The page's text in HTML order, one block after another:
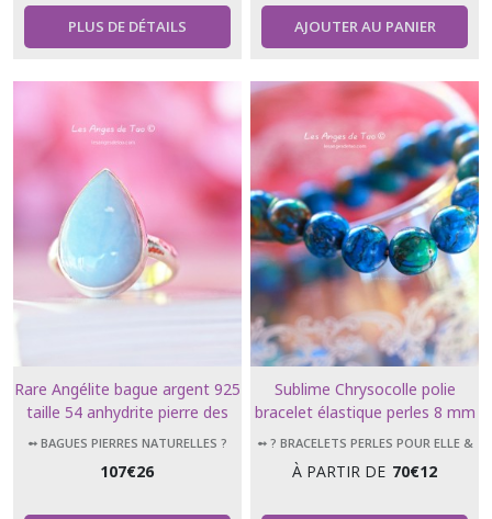
PLUS DE DÉTAILS AJOUTER AU PANIER
Rare Angélite bague argent 925
taille 54 anhydrite pierre des
anges
➻ BAGUES PIERRES NATURELLES ?
107€26
Sublime Chrysocolle polie
bracelet élastique perles 8 mm
/ 10mm / 12 mm
➻ ? BRACELETS PERLES POUR ELLE &
À PARTIR DE 70€12